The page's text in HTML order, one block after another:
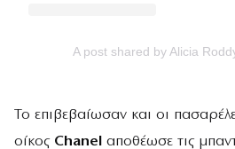
A post shared by Alicia
Το επιβεβαίωσαν και οι
οίκος Chanel αποθέωσε τις